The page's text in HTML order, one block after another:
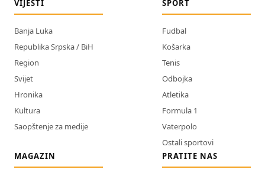
VIJESTI
Banja Luka
Republika Srpska / BiH
Region
Svijet
Hronika
Kultura
Saopštenje za medije
SPORT
Fudbal
Košarka
Tenis
Odbojka
Atletika
Formula 1
Vaterpolo
Ostali sportovi
MAGAZIN
PRATITE NAS